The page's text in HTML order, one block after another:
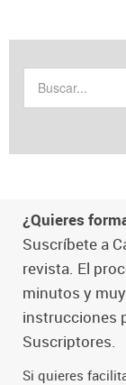
¿Quieres
Suscríbete a
revista. El
minutos y
instrucciones
Suscriptores.
Si quieres